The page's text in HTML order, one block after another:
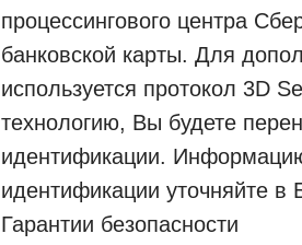
процессингового центра
банковской карты. Для
используется протокол 3D
технологию, Вы будете
идентификации.
идентификации уточняйте
Гарантии безопасности